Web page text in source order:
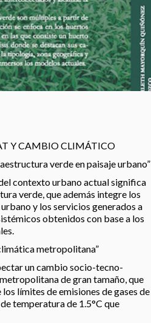
Y CAMBIO CLIMÁTICO
verde en paisaje urbano”
contexto urbano actual significa
verde, que además integre los
y los servicios generados a
obtenidos con base a los
metropolitana”
un cambio socio-tecno-
de gran tamaño, que
límites de emisiones de gases de
temperatura de 1.5°C que